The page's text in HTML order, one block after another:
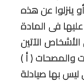
ينزلوا عن هذه
فى المادة
( أ ) الأطباء الذين تخصصهم المستشفيات والمصحات